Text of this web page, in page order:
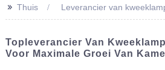
>> Thuis Leverancier van
Topleverancier Van
Voor Maximale Groei Van